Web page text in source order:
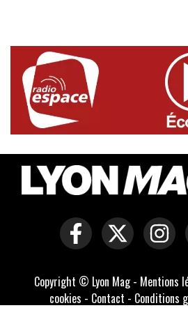
Copyright © Lyon Mag - Mentions
cookies - Contact - Conditions